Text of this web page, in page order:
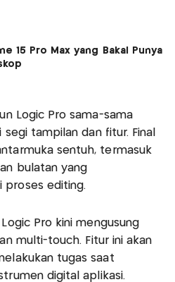
15 Pro Max yang Bakal Punya
Logic Pro sama-sama
tampilan dan fitur. Final
sentuh, termasuk
bulatan yang
proses editing.
Pro kini mengusung
multi-touch. Fitur ini akan
tugas saat
digital aplikasi.